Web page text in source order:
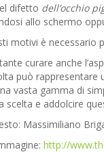
difetto dell’occhio
allo schermo
motivi è necessario
curare anche
può rappresentare
vasta gamma di
scelta e addolcire
Massimiliano
http://